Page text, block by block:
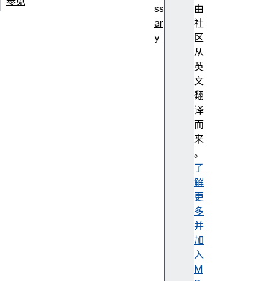
由
社
区
从
英
文
翻
译
而
来
。
了
解
更
多
并
加
入
M
ss
ar
y